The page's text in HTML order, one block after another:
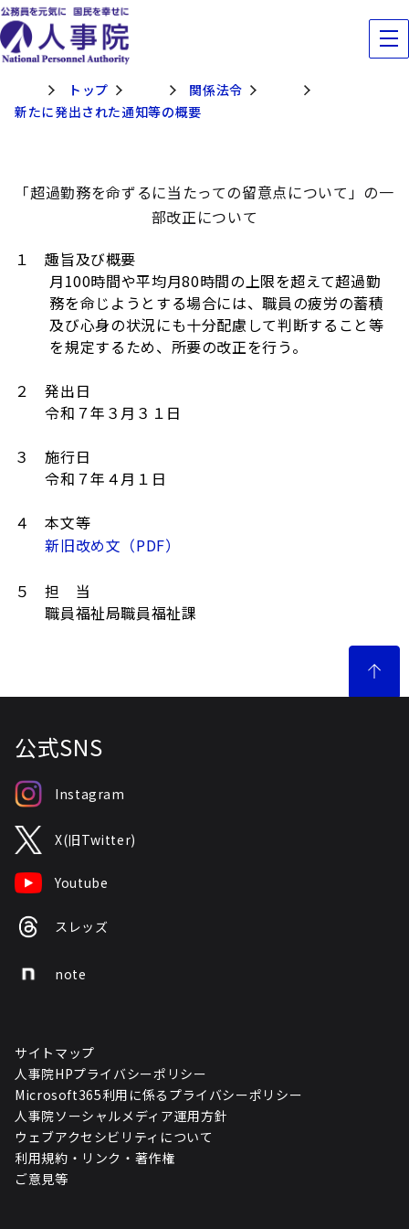
トップ
関係法令
新たに発出された通知等の概要
「超過勤務を命ずるに当たっての留意点について」の一
部改正について
１ 趣旨及び概要
月100時間や平均月80時間の上限を超えて超過勤
務を命じようとする場合には、職員の疲労の蓄積
及び心身の状況にも十分配慮して判断すること等
を規定するため、所要の改正を行う。
２ 発出日
令和７年３月３１日
３ 施行日
令和７年４月１日
４ 本文等
新旧改め文（PDF）
５ 担 当
職員福祉局職員福祉課
公式SNS
Instagram
X(旧Twitter)
Youtube
スレッズ
note
サイトマップ
人事院HPプライバシーポリシー
Microsoft365利用に係るプライバシーポリシー
人事院ソーシャルメディア運用方針
ウェブアクセシビリティについて
利用規約・リンク・著作権
ご意見等